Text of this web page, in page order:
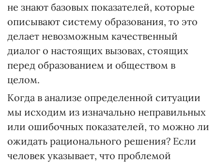
не знают базовых показателей, которые
описывают систему образования, то это
делает невозможным качественный
диалог о настоящих вызовах, стоящих
перед образованием и обществом в
целом.
Когда в анализе определенной ситуации
мы исходим из изначально неправильных
или ошибочных показателей, то можно ли
ожидать рационального решения? Если
человек указывает, что проблемой